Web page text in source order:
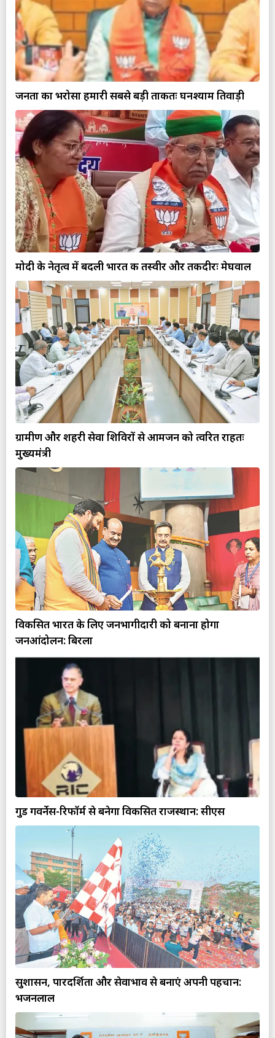
जनता का भरोसा हमारी सबसे बड़ी ताकतः घनश्याम तिवाड़ी
मोदी के नेतृत्व में बदली भारत की तस्वीर और तकदीरः मेघवाल
ग्रामीण और शहरी सेवा शिविरों से आमजन को त्वरित राहतः
मुख्यमंत्री
विकसित भारत के लिए जनभागीदारी को बनाना होगा
जनआंदोलन: बिरला
गुड गवर्नेस-रिफॉर्म से बनेगा विकसित राजस्थान: सीएस
सुशासन, पारदर्शिता और सेवाभाव से बनाएं अपनी पहचान:
भजनलाल